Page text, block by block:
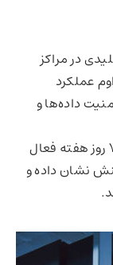
در مراکز
عملکرد
داده‌ها و
این تیم‌ها معمولاً به‌صورت ۲۴ ساعته و در ۷ روز هفته فعال
نشان داده و